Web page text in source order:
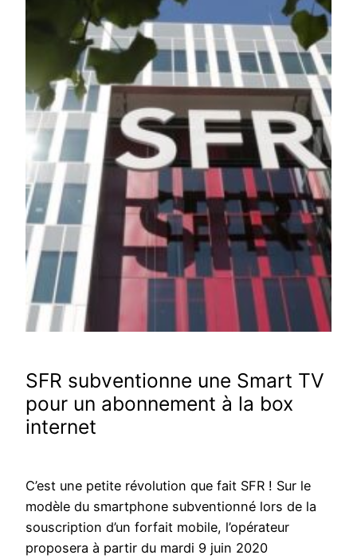
SFR subventionne une Smart TV
pour un abonnement à la box
internet
C’est une petite révolution que fait SFR ! Sur le
modèle du smartphone subventionné lors de la
souscription d’un forfait mobile, l’opérateur
proposera à partir du mardi 9 juin 2020